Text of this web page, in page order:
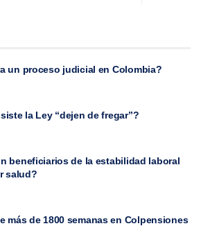
un proceso judicial en Colombia?
la Ley “dejen de fregar”?
beneficiarios de la estabilidad laboral
salud?
más de 1800 semanas en Colpensiones